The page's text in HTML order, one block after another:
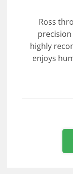
Ross
precision
highly
enjoys